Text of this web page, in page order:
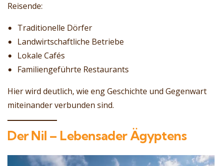
Reisende:
Traditionelle Dörfer
Landwirtschaftliche Betriebe
Lokale Cafés
Familiengeführte Restaurants
Hier wird deutlich, wie eng Geschichte und Gegenwart
miteinander verbunden sind.
Der Nil – Lebensader Ägyptens